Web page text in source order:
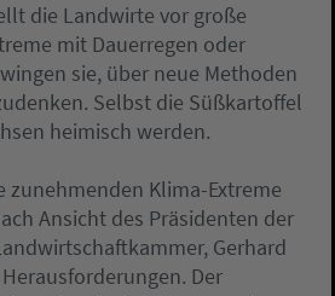
die Landwirte vor große
mit Dauerregen oder
sie, über neue Methoden
Selbst die Süßkartoffel
heimisch werden.
zunehmenden Klima-Extreme
Ansicht des Präsidenten der
Gerhard
Der